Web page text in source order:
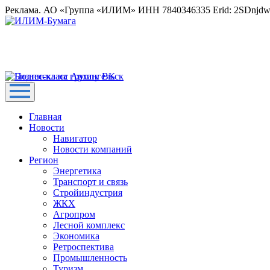
Реклама. АО «Группа «ИЛИМ» ИНН 7840346335 Erid:
Главная
Новости
Навигатор
Новости компаний
Регион
Энергетика
Транспорт и связь
Стройиндустрия
ЖКХ
Агропром
Лесной комплекс
Экономика
Ретроспектива
Промышленность